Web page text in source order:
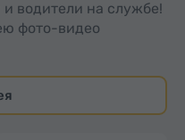
водители на службе!
фото-видео